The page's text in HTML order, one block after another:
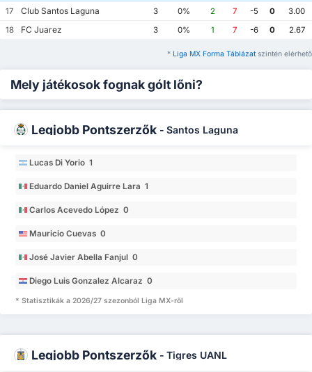
17
Club Santos Laguna 3 0% 2 7 -5 0
3.00
18
FC Juarez 3 0% 1 7 -6 0 2.67
* Liga MX Forma Táblázat szintén elérhető
Mely játékosok fognak gólt lőni?
Legjobb Pontszerzők - Santos Laguna
Lucas Di Yorio 1
Eduardo Daniel Aguirre Lara 1
Carlos Acevedo López 0
Mauricio Cuevas 0
José Javier Abella Fanjul 0
Diego Luis Gonzalez Alcaraz 0
* Statisztikák a 2026/27 szezonból Liga MX-ről
Legjobb Pontszerzők - Tigres UANL